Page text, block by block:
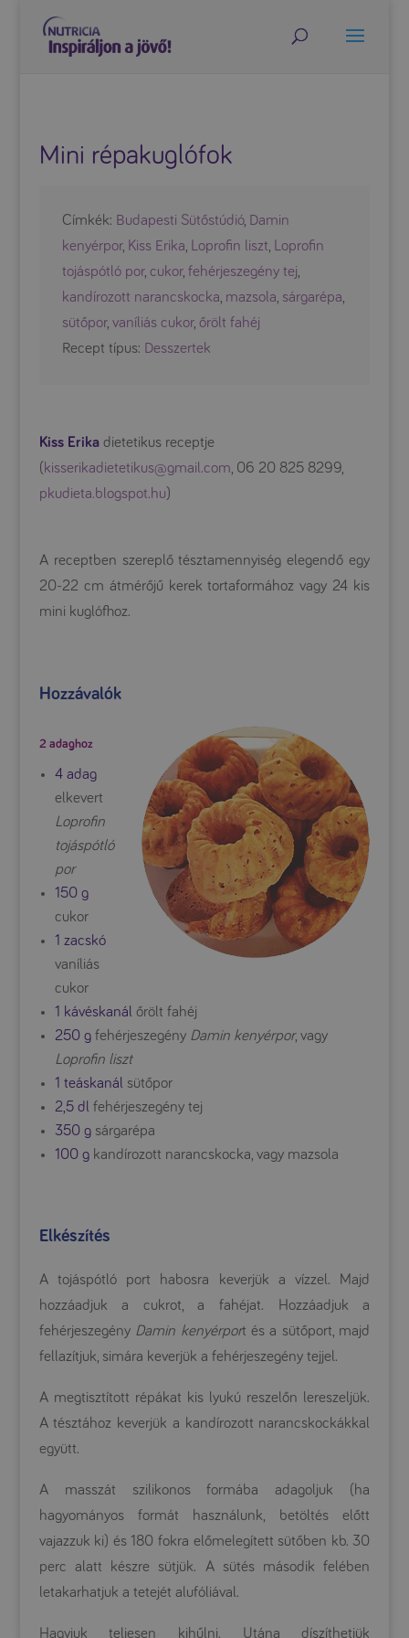
Mini répakuglófok
Címkék: Budapesti Sütőstúdió, Damin
kenyérpor, Kiss Erika, Loprofin liszt, Loprofin
tojáspótló por, cukor, fehérjeszegény tej,
kandírozott narancskocka, mazsola, sárgarépa,
sütőpor, vaníliás cukor, őrölt fahéj
Recept típus: Desszertek
Kiss Erikadietetikus receptje
( kisserikadietetikus@gmail.com, 06 20 825 8299,
pkudieta.blogspot.hu)
A receptben szereplő tésztamennyiség elegendő egy
20-22 cm átmérőjű kerek tortaformához vagy 24 kis
mini kuglófhoz.
Hozzávalók
2 adaghoz
4 adag
elkevert
Loprofin
tojáspótló
por
150 g
cukor
1 zacskó
vaníliás
cukor
1 kávéskanálőrölt fahéj
250 gfehérjeszegény Damin kenyérpor, vagy
Loprofin liszt
1 teáskanálsütőpor
2,5 dlfehérjeszegény tej
350 gsárgarépa
100 gkandírozott narancskocka, vagy mazsola
Elkészítés
A tojáspótló port habosra keverjük a vízzel. Majd
hozzáadjuk a cukrot, a fahéjat. Hozzáadjuk a
fehérjeszegény Damin kenyérport és a sütőport, majd
fellazítjuk, simára keverjük a fehérjeszegény tejjel.
A megtisztított répákat kis lyukú reszelőn lereszeljük.
A tésztához keverjük a kandírozott narancskockákkal
együtt.
A masszát szilikonos formába adagoljuk (ha
hagyományos formát használunk, betöltés előtt
vajazzuk ki) és 180 fokra előmelegített sütőben kb. 30
perc alatt készre sütjük. A sütés második felében
letakarhatjuk a tetejét alufóliával.
Hagyjuk teljesen kihűlni. Utána díszíthetjük